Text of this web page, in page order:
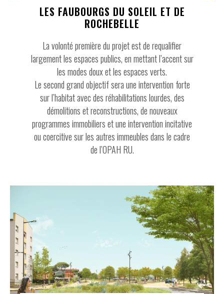
LES FAUBOURGS DU SOLEIL ET DE
ROCHEBELLE
La volonté première du projet est de requaliﬁer
largement les espaces publics, en mettant l’accent sur
les modes doux et les espaces verts.
Le second grand objectif sera une intervention forte
sur l’habitat avec des réhabilitations lourdes, des
démolitions et reconstructions, de nouveaux
programmes immobiliers et une intervention incitative
ou coercitive sur les autres immeubles dans le cadre
de l’OPAH RU.